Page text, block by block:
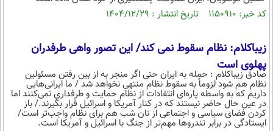
حیات وحش
کد خبر: ۱۱۵۰۹۱۰ تاریخ انتشار : ۱۴۰۴/۱۲/۲۹
زیباکلام: نظام سقوط نمی کند/ این تصور واهی طرفدران
پهلوی است
صادق زیباکلام : حمله به ایران حتی اگر منجر به از بین رفتن مسئولین
نظام هم شود لزوماً به سقوط نظام منتهی نخواهد شد / ما ایرانی‌هایی
داریم که به واسطه پاره‌ای انتقادات از نظام حمایت و طرفداری نمی‌کنند اما
در عین حال حاضر نیستند که در کنار آمریکا و اسرائیل قرار بگیرند./ باز
کردن فضای سیاسی و اجتماعی از نان شب هم برای نظام واجب‌تر است/
ایستادگی در برابر تندروها مهم‌تر از جنگ با اسرائیل و آمریکا است.